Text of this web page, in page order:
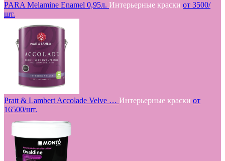
PARA Melamine Enamel 0,95л. Интерьерные краски от 3500/
шт.
Pratt & Lambert Accolade Velve … Интерьерные краски от
16500/шт.